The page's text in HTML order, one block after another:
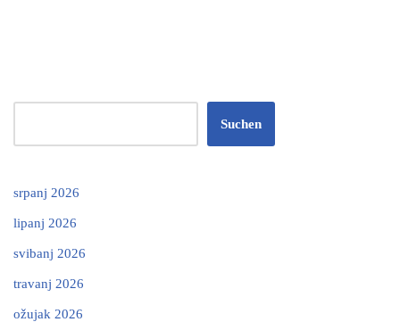
Suchen
srpanj 2026
lipanj 2026
svibanj 2026
travanj 2026
ožujak 2026